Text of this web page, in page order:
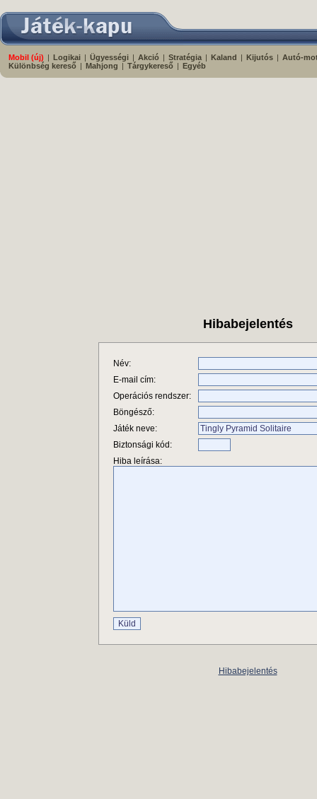
Mobil (új) | Logikai | Ügyességi | Akció | Stratégia | Kaland | Kijutós | Autó-
Különbség kereső | Mahjong | Tárgykereső | Egyéb
Hibabejelentés
Név:
E-mail cím:
Operációs rendszer:
Böngésző:
Játék neve:
Biztonsági kód:
Hiba leírása:
Hibabejelentés